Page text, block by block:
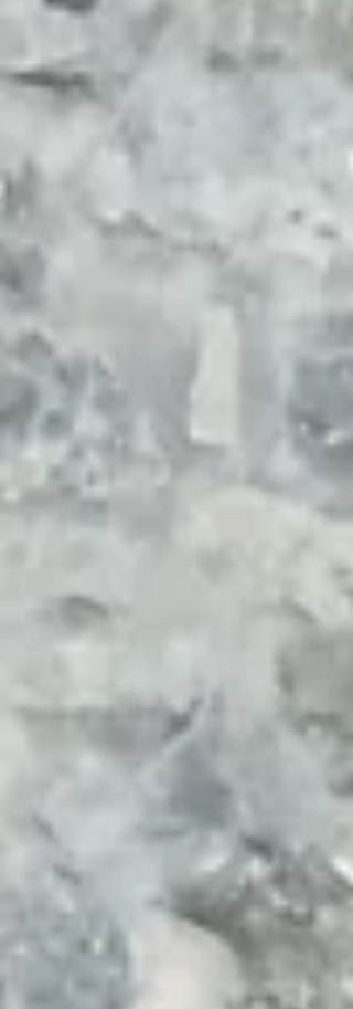
60ème voyage !) et se rendra en Italie début
août à Montichiello (Toscane)